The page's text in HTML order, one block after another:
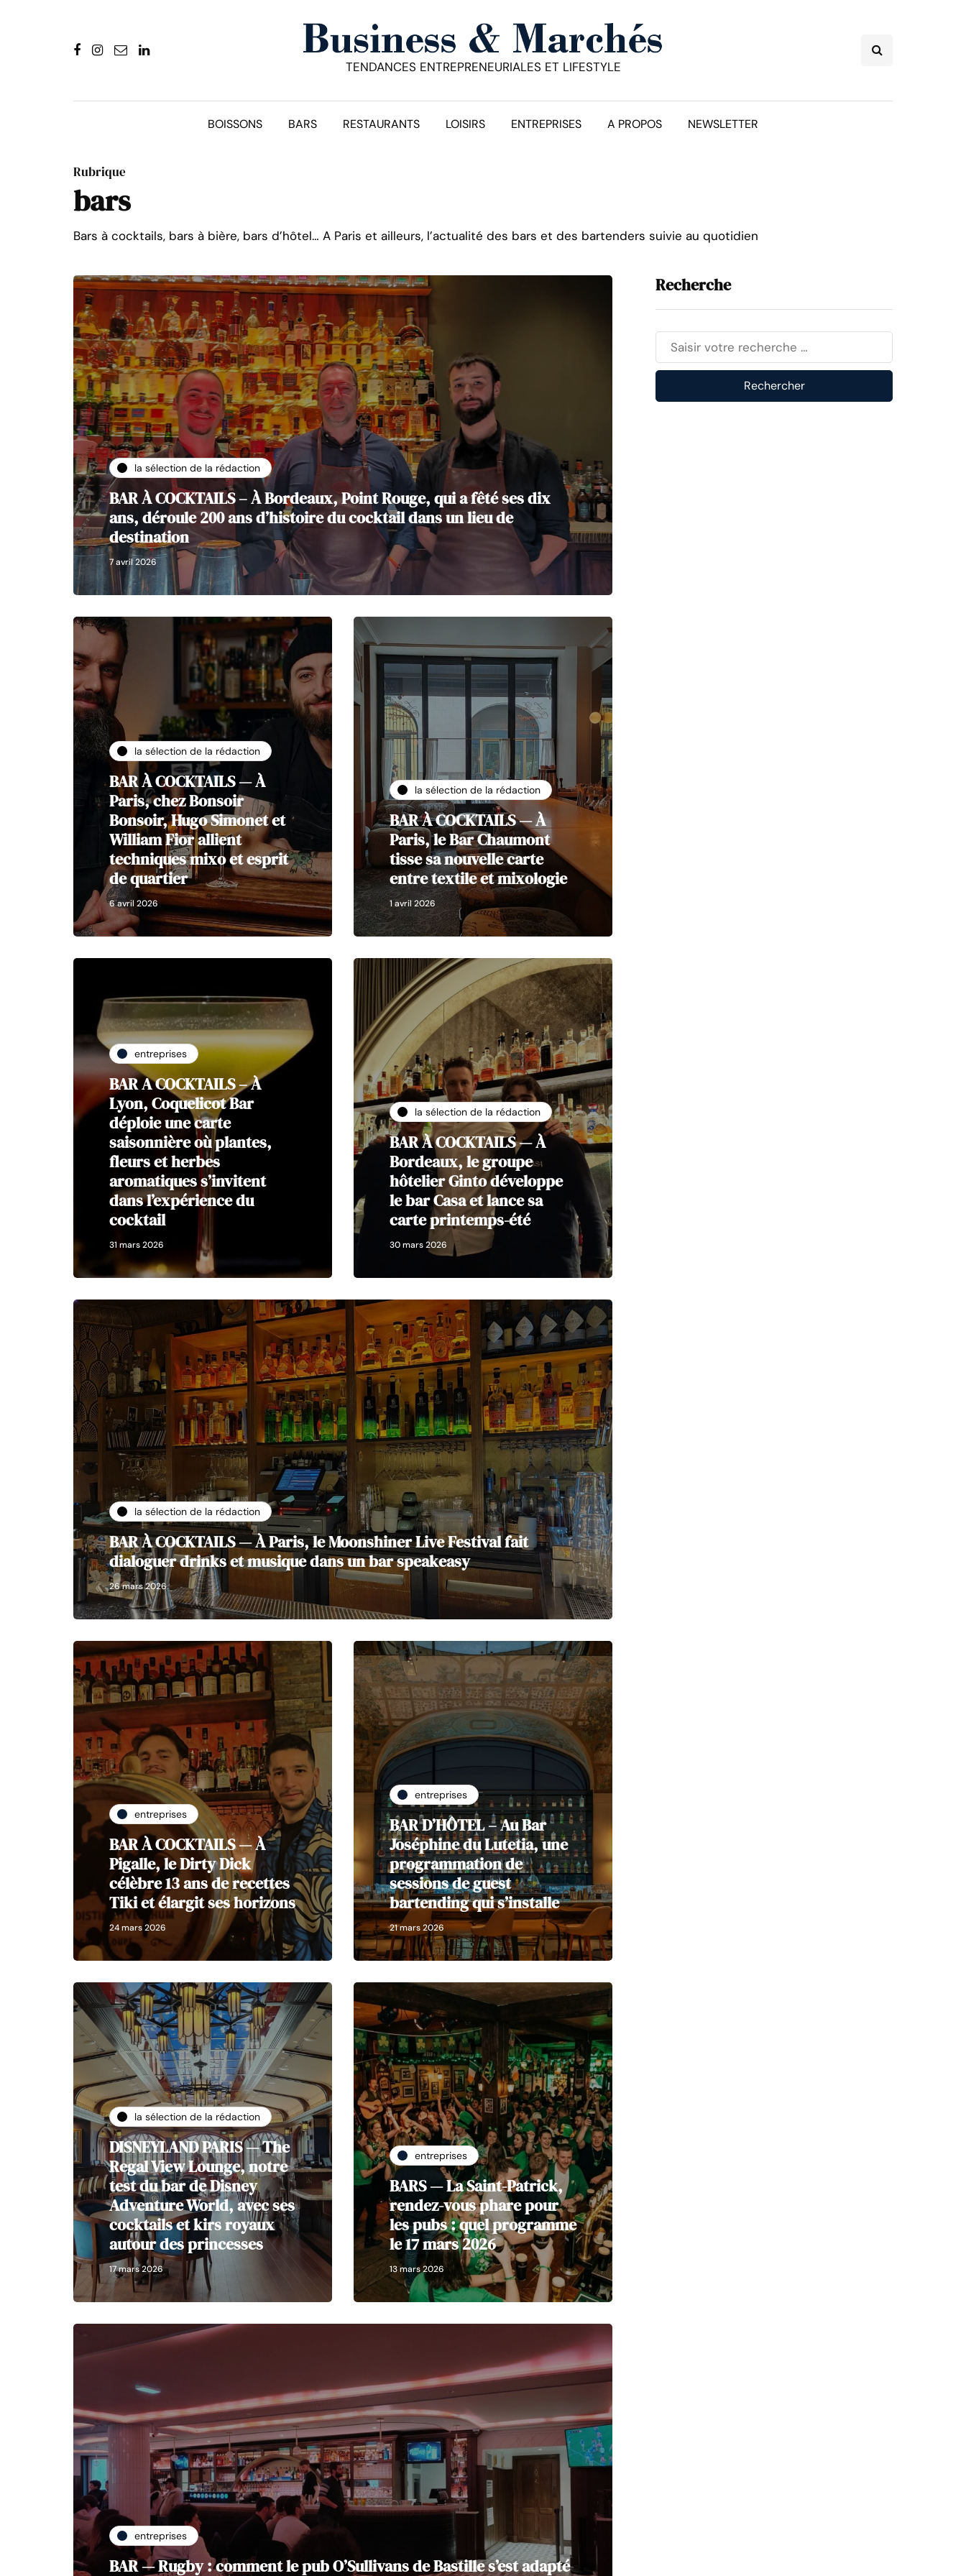
TENDANCES ENTREPRENEURIALES ET LIFESTYLE
BOISSONS BARS RESTAURANTS LOISIRS ENTREPRISES A PROPOS NEWSLETTER
Rubrique
bars
Bars à cocktails, bars à bière, bars d’hôtel… A Paris et ailleurs, l’actualité des bars et des bartenders suivie au quotidien
la sélection de la rédaction
BAR À COCKTAILS – À Bordeaux, Point Rouge, qui a fêté ses dix
ans, déroule 200 ans d’histoire du cocktail dans un lieu de
destination
7 avril 2026
la sélection de la rédaction
BAR À COCKTAILS — À
Paris, chez Bonsoir
Bonsoir, Hugo Simonet et
William Fior allient
techniques mixo et esprit
de quartier
6 avril 2026
la sélection de la rédaction
BAR À COCKTAILS — À
Paris, le Bar Chaumont
tisse sa nouvelle carte
entre textile et mixologie
1 avril 2026
entreprises
BAR A COCKTAILS – À
Lyon, Coquelicot Bar
déploie une carte
saisonnière où plantes,
fleurs et herbes
aromatiques s’invitent
dans l’expérience du
cocktail
31 mars 2026
la sélection de la rédaction
BAR À COCKTAILS — À
Bordeaux, le groupe
hôtelier Ginto développe
le bar Casa et lance sa
carte printemps-été
30 mars 2026
la sélection de la rédaction
BAR À COCKTAILS — À Paris, le Moonshiner Live Festival fait
dialoguer drinks et musique dans un bar speakeasy
26 mars 2026
entreprises
BAR À COCKTAILS — À
Pigalle, le Dirty Dick
célèbre 13 ans de recettes
Tiki et élargit ses horizons
24 mars 2026
entreprises
BAR D’HÔTEL – Au Bar
Joséphine du Lutetia, une
programmation de
sessions de guest
bartending qui s’installe
21 mars 2026
la sélection de la rédaction
DISNEYLAND PARIS — The
Regal View Lounge, notre
test du bar de Disney
Adventure World, avec ses
cocktails et kirs royaux
autour des princesses
17 mars 2026
entreprises
BARS — La Saint-Patrick,
rendez-vous phare pour
les pubs : quel programme
le 17 mars 2026
13 mars 2026
entreprises
BAR — Rugby : comment le pub O’Sullivans de Bastille s’est adapté
Recherche